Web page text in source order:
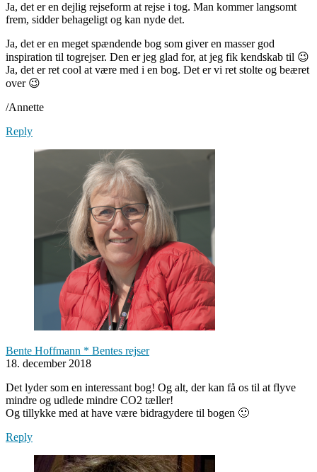
Ja, det er en dejlig rejseform at rejse i tog. Man kommer langsomt
frem, sidder behageligt og kan nyde det.
Ja, det er en meget spændende bog som giver en masser god
inspiration til togrejser. Den er jeg glad for, at jeg fik kendskab til 😉
Ja, det er ret cool at være med i en bog. Det er vi ret stolte og beæret
over 😉
/Annette
Reply
Bente Hoffmann * Bentes rejser
18. december 2018
Det lyder som en interessant bog! Og alt, der kan få os til at flyve
mindre og udlede mindre CO2 tæller!
Og tillykke med at have være bidragydere til bogen 🙂
Reply